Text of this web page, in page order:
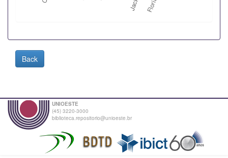
Back
UNIOESTE
(45) 3220-3000
biblioteca.repositorio@unioeste.br